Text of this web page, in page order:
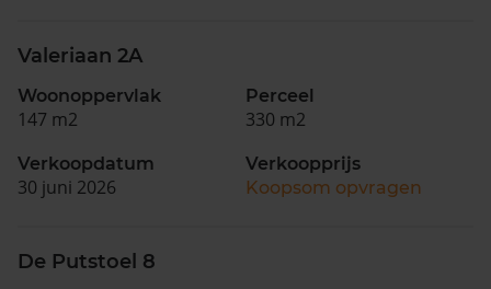
Valeriaan 2A
Woonoppervlak
147 m2
Perceel
330 m2
Verkoopdatum
30 juni 2026
Verkoopprijs
Koopsom opvragen
De Putstoel 8